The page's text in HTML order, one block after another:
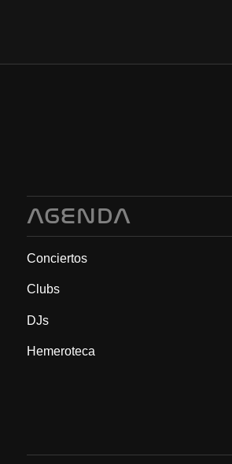
AGENDA
Conciertos
Clubs
DJs
Hemeroteca